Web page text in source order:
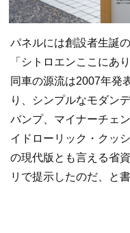
パネルには創設者生誕
「シトロエンここにあ
同車の源流は2007年発
り、シンプルなモダン
バンプ、マイナーチェ
イドローリック・クッ
の現代版とも言える省
リで提示したのだ、と